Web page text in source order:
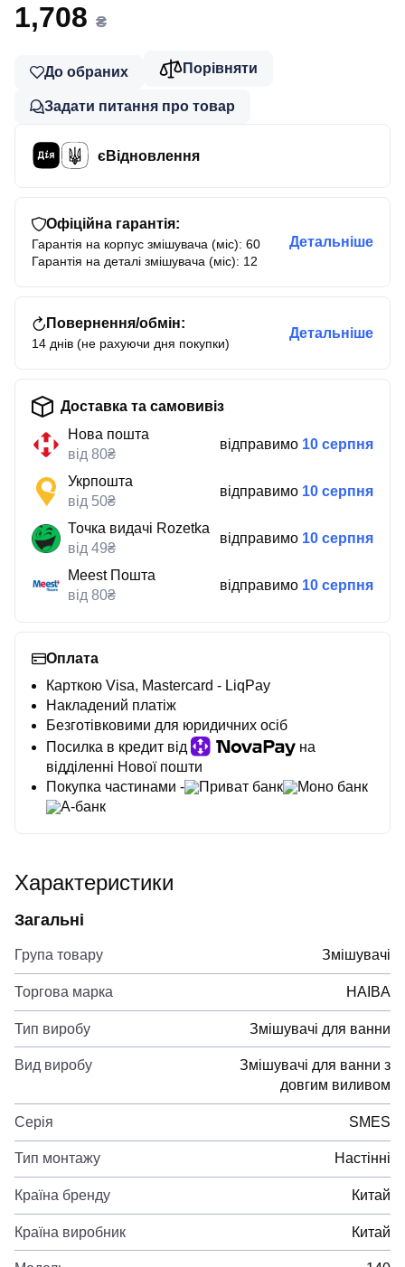
1,708 ₴
До обраних Порівняти
Задати питання про товар
єВідновлення
Офіційна гарантія:
Гарантія на корпус змішувача (міс): 60
Гарантія на деталі змішувача (міс): 12
Детальніше
Повернення/обмін:
14 днів (не рахуючи дня покупки)
Детальніше
Доставка та самовивіз
Нова пошта
від 80₴
відправимо 10 серпня
Укрпошта
від 50₴
відправимо 10 серпня
Точка видачі Rozetka
від 49₴
відправимо 10 серпня
Meest Пошта
від 80₴
відправимо 10 серпня
Оплата
Карткою Visa, Mastercard - LiqPay
Накладений платіж
Безготівковими для юридичних осіб
Посилка в кредит від
на
відділенні Нової пошти
Покупка частинами -
Приват банк
Моно банк
А-банк
Характеристики
Загальні
Група товару Змішувачі
Торгова марка HAIBA
Тип виробу Змішувачі для ванни
Вид виробу
Змішувачі для ванни з
довгим виливом
Серія SMES
Тип монтажу Настінні
Країна бренду Китай
Країна виробник Китай